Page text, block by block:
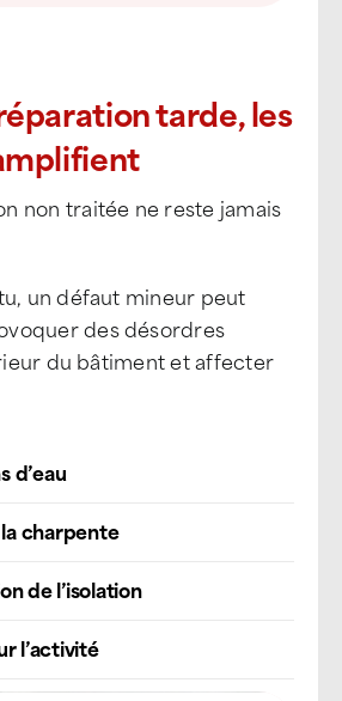
tarde, les
non traitée ne reste jamais
un défaut mineur peut
des désordres
du bâtiment et affecter
d’eau
charpente
de l’isolation
l’activité